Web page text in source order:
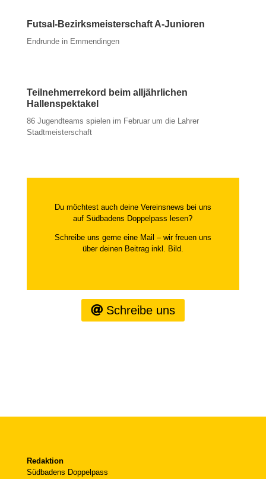
Futsal-Bezirksmeisterschaft A-Junioren
Endrunde in Emmendingen
Teilnehmerrekord beim alljährlichen
Hallenspektakel
86 Jugendteams spielen im Februar um die Lahrer
Stadtmeisterschaft
Du möchtest auch deine Vereinsnews bei uns
auf Südbadens Doppelpass lesen?
Schreibe uns gerne eine Mail – wir freuen uns
über deinen Beitrag inkl. Bild.
Schreibe uns
Redaktion
Südbadens Doppelpass